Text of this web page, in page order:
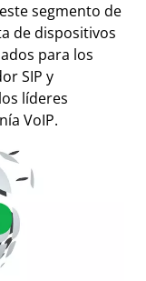
segmento de
de dispositivos
para los
SIP y
líderes
VoIP.